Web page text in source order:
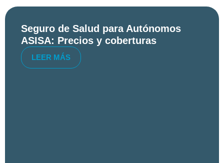
Seguro de Salud para Autónomos
ASISA: Precios y coberturas
LEER MÁS